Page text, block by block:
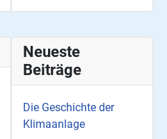
Neueste
Beiträge
Die Geschichte der
Klimaanlage